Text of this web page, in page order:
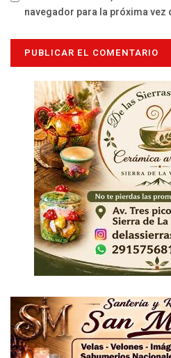
navegador para la próxima vez